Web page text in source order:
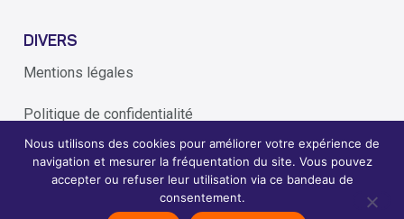
DIVERS
Mentions légales
Politique de confidentialité
Alerte éthique
Tisseo Ingenierie - conçoit et réalise les transports de
Nous utilisons des cookies pour améliorer votre expérience de
navigation et mesurer la fréquentation du site. Vous pouvez
accepter ou refuser leur utilisation via ce bandeau de
consentement.